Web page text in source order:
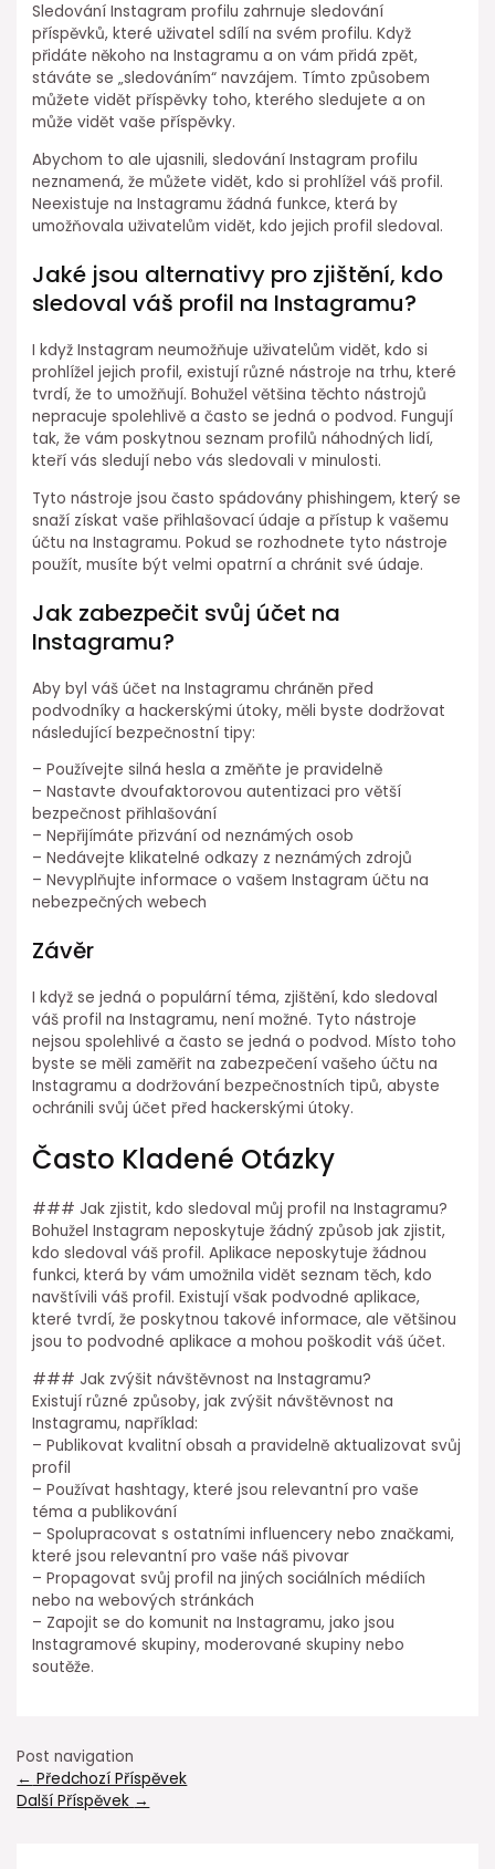
Sledování Instagram profilu zahrnuje sledování
příspěvků, které uživatel sdílí na svém profilu. Když
přidáte někoho na Instagramu a on vám přidá zpět,
stáváte se „sledováním“ navzájem. Tímto způsobem
můžete vidět příspěvky toho, kterého sledujete a on
může vidět vaše příspěvky.
Abychom to ale ujasnili, sledování Instagram profilu
neznamená, že můžete vidět, kdo si prohlížel váš profil.
Neexistuje na Instagramu žádná funkce, která by
umožňovala uživatelům vidět, kdo jejich profil sledoval.
Jaké jsou alternativy pro zjištění, kdo
sledoval váš profil na Instagramu?
I když Instagram neumožňuje uživatelům vidět, kdo si
prohlížel jejich profil, existují různé nástroje na trhu, které
tvrdí, že to umožňují. Bohužel většina těchto nástrojů
nepracuje spolehlivě a často se jedná o podvod. Fungují
tak, že vám poskytnou seznam profilů náhodných lidí,
kteří vás sledují nebo vás sledovali v minulosti.
Tyto nástroje jsou často spádovány phishingem, který se
snaží získat vaše přihlašovací údaje a přístup k vašemu
účtu na Instagramu. Pokud se rozhodnete tyto nástroje
použít, musíte být velmi opatrní a chránit své údaje.
Jak zabezpečit svůj účet na
Instagramu?
Aby byl váš účet na Instagramu chráněn před
podvodníky a hackerskými útoky, měli byste dodržovat
následující bezpečnostní tipy:
– Používejte silná hesla a změňte je pravidelně
– Nastavte dvoufaktorovou autentizaci pro větší
bezpečnost přihlašování
– Nepřijímáte přizvání od neznámých osob
– Nedávejte klikatelné odkazy z neznámých zdrojů
– Nevyplňujte informace o vašem Instagram účtu na
nebezpečných webech
Závěr
I když se jedná o populární téma, zjištění, kdo sledoval
váš profil na Instagramu, není možné. Tyto nástroje
nejsou spolehlivé a často se jedná o podvod. Místo toho
byste se měli zaměřit na zabezpečení vašeho účtu na
Instagramu a dodržování bezpečnostních tipů, abyste
ochránili svůj účet před hackerskými útoky.
Často Kladené Otázky
### Jak zjistit, kdo sledoval můj profil na Instagramu?
Bohužel Instagram neposkytuje žádný způsob jak zjistit,
kdo sledoval váš profil. Aplikace neposkytuje žádnou
funkci, která by vám umožnila vidět seznam těch, kdo
navštívili váš profil. Existují však podvodné aplikace,
které tvrdí, že poskytnou takové informace, ale většinou
jsou to podvodné aplikace a mohou poškodit váš účet.
### Jak zvýšit návštěvnost na Instagramu?
Existují různé způsoby, jak zvýšit návštěvnost na
Instagramu, například:
– Publikovat kvalitní obsah a pravidelně aktualizovat svůj
profil
– Používat hashtagy, které jsou relevantní pro vaše
téma a publikování
– Spolupracovat s ostatními influencery nebo značkami,
které jsou relevantní pro vaše náš pivovar
– Propagovat svůj profil na jiných sociálních médiích
nebo na webových stránkách
– Zapojit se do komunit na Instagramu, jako jsou
Instagramové skupiny, moderované skupiny nebo
soutěže.
Post navigation
← Předchozí Příspěvek
Další Příspěvek →